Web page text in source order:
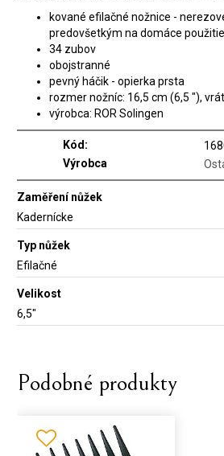
kované efilačné nožnice -
predovšetkým na domáce použitie
34 zubov
obojstranné
pevný háčik - opierka prsta
rozmer nožníc: 16,5 cm (6,5 "),
výrobca: ROR Solingen
Kód:
Výrobca
Zaměření nůžek
Kadernícke
Typ nůžek
Efilačné
Velikost
6,5"
Podobné produkty